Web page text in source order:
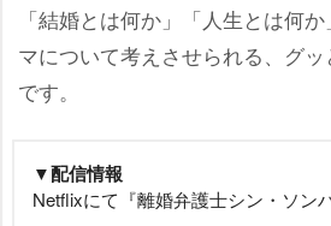
「結婚とは何か」「人生とは何
マについて考えさせられる、グ
です。
▼配信情報
Netflixにて『離婚弁護士シン・ソン